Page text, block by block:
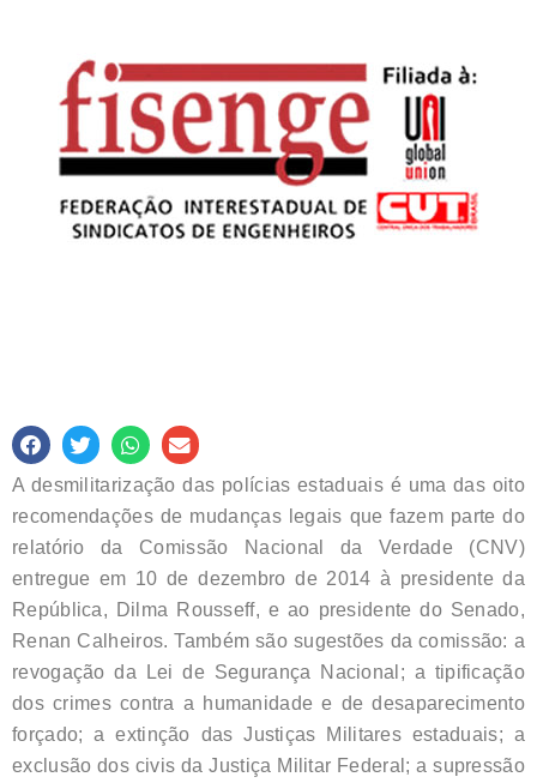
A desmilitarização das polícias estaduais é uma das oito
recomendações de mudanças legais que fazem parte do
relatório da Comissão Nacional da Verdade (CNV)
entregue em 10 de dezembro de 2014 à presidente da
República, Dilma Rousseff, e ao presidente do Senado,
Renan Calheiros.Também são sugestões da comissão: a
revogação da Lei de Segurança Nacional; a tipificação
dos crimes contra a humanidade e de desaparecimento
forçado; a extinção das Justiças Militares estaduais; a
exclusão dos civis da Justiça Militar Federal; a supressão